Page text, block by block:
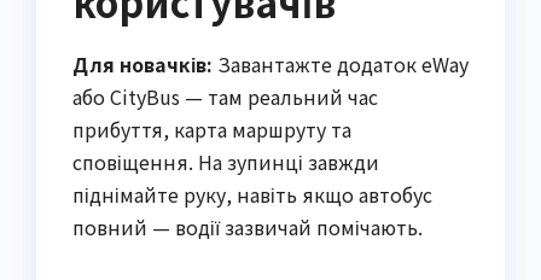
Для новачків: Завантажте додаток eWay
або CityBus — там реальний час
прибуття, карта маршруту та
сповіщення. На зупинці завжди
піднімайте руку, навіть якщо автобус
повний — водії зазвичай помічають.